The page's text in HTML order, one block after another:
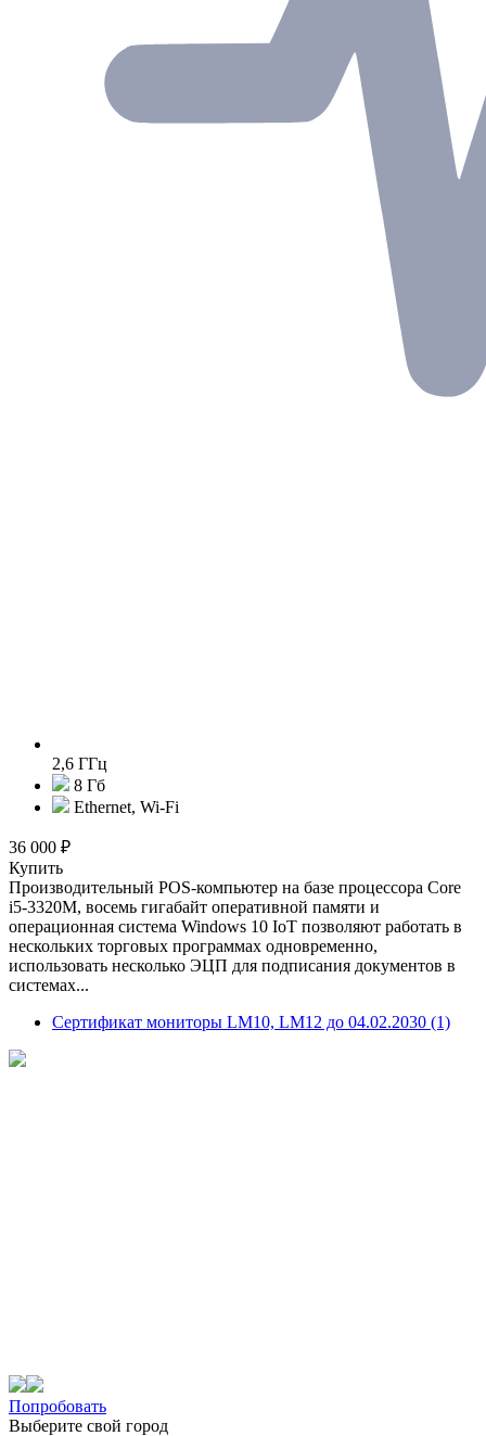
2,6 ГГц
8 Гб
Ethernet, Wi-Fi
36 000 ₽
Купить
Производительный POS-компьютер на базе процессора Core
i5-3320M, восемь гигабайт оперативной памяти и
операционная система Windows 10 IoT позволяют работать в
нескольких торговых программах одновременно,
использовать несколько ЭЦП для подписания документов в
системах...
Сертификат мониторы LM10, LM12 до 04.02.2030 (1)
Попробовать
Выберите свой город